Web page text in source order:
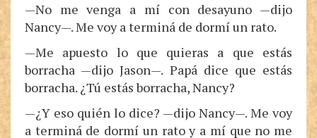
—No me venga a mí con desayuno —dijo
Nancy—. Me voy a terminá de dormí un rato.
—Me apuesto lo que quieras a que estás
borracha —dijo Jason—. Papá dice que estás
borracha. ¿Tú estás borracha, Nancy?
—¿Y eso quién lo dice? —dijo Nancy—. Me voy
a terminá de dormí un rato y a mí que no me